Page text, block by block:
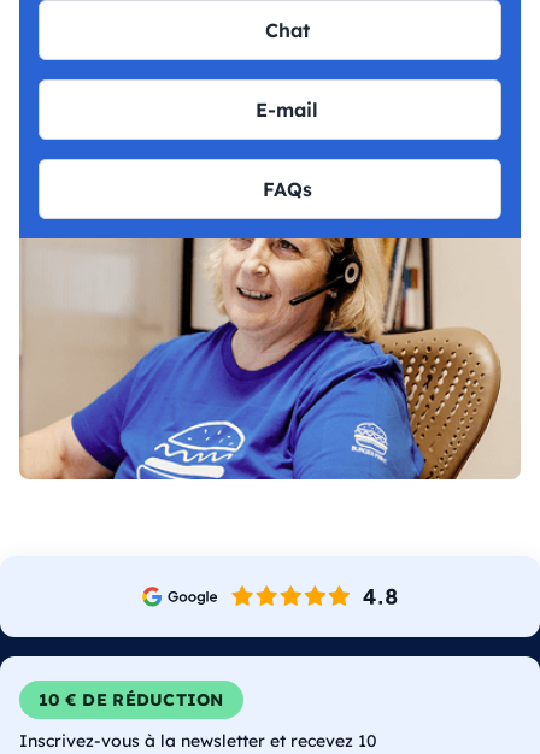
Chat
E-mail
FAQs
10 € DE RÉDUCTION
Inscrivez-vous à la newsletter et recevez 10